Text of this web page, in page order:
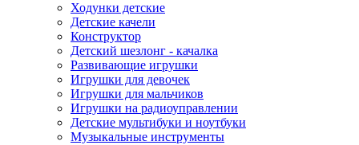
Ходунки детские
Детские качели
Конструктор
Детский шезлонг - качалка
Развивающие игрушки
Игрушки для девочек
Игрушки для мальчиков
Игрушки на радиоуправлении
Детские мультибуки и ноутбуки
Музыкальные инструменты